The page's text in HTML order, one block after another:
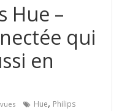
Hue –
qui
en
Hue, Philips